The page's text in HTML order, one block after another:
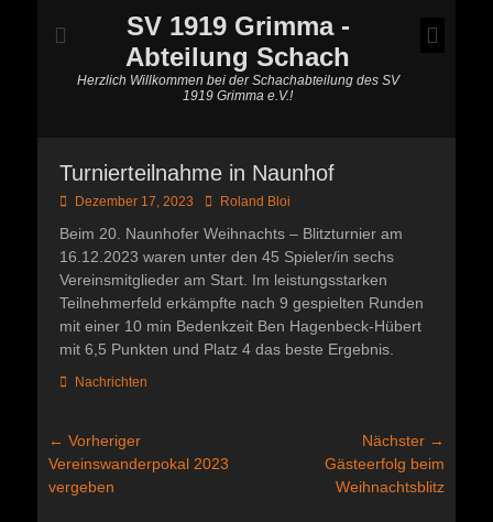
SV 1919 Grimma -
Abteilung Schach
Herzlich Willkommen bei der Schachabteilung des SV
1919 Grimma e.V.!
Turnierteilnahme in Naunhof
Posted
Dezember 17, 2023 AutorRoland Bloi
Beim 20. Naunhofer Weihnachts – Blitzturnier am
16.12.2023 waren unter den 45 Spieler/in sechs
Vereinsmitglieder am Start. Im leistungsstarken
Teilnehmerfeld erkämpfte nach 9 gespielten Runden
mit einer 10 min Bedenkzeit Ben Hagenbeck-Hübert
mit 6,5 Punkten und Platz 4 das beste Ergebnis.
Kategorien
Nachrichten
Beitragsnavigation
← Vorheriger
Vorheriger
Beitrag:
Vereinswanderpokal 2023
vergeben
Nächster →
Gästeerfolg beim
Weihnachtsblitz